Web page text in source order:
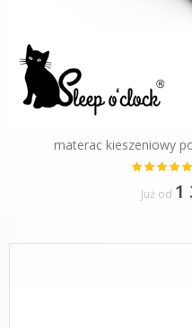
materac kieszeniowy
Ocena:
99%
Już od 1